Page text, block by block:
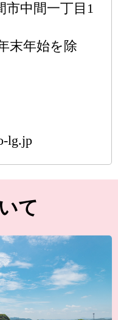
中間一丁目1
末年始を除
lg.jp
て